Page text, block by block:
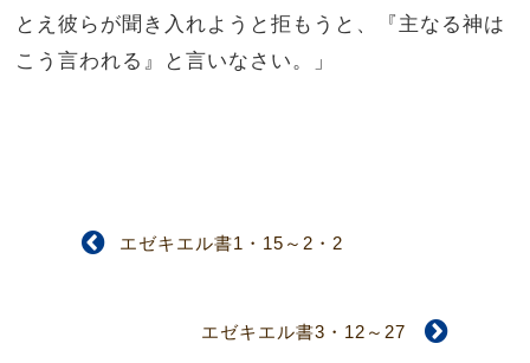
とえ彼らが聞き入れようと拒もうと、『主なる神は
こう言われる』と言いなさい。」
エゼキエル書1・15～2・2
エゼキエル書3・12～27